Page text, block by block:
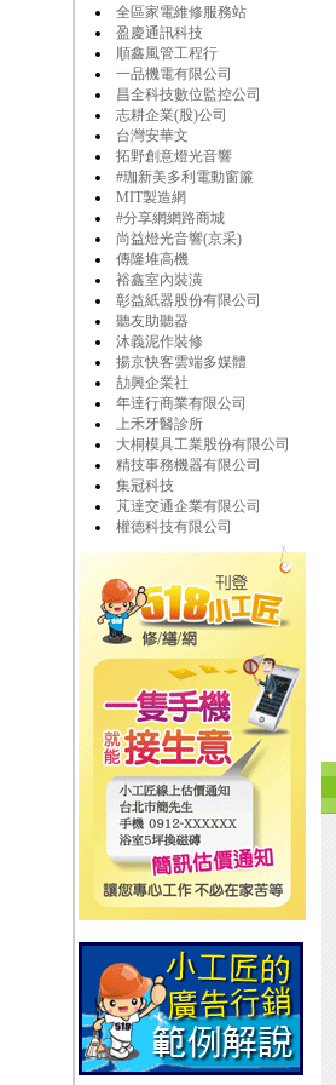
全區家電維修服務站
盈慶通訊科技
順鑫風管工程行
一品機電有限公司
昌全科技數位監控公司
志耕企業(股)公司
台灣安華文
拓野創意燈光音響
#珈新美多利電動窗簾
MIT製造網
#分享網網路商城
尚益燈光音響(京采)
傳隆堆高機
裕鑫室內裝潢
彰益紙器股份有限公司
聽友助聽器
沐義泥作裝修
揚京快客雲端多媒體
劼興企業社
年達行商業有限公司
上禾牙醫診所
大桐模具工業股份有限公司
精技事務機器有限公司
集冠科技
芃達交通企業有限公司
權德科技有限公司